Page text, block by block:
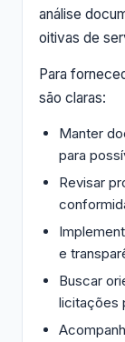
análise
oitivas de
Para
são claras:
Manter
para
Revisar
e
Buscar
licitações